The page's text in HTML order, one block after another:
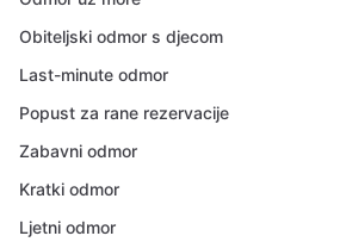
Obiteljski odmor s djecom
Last-minute odmor
Popust za rane rezervacije
Zabavni odmor
Kratki odmor
Ljetni odmor